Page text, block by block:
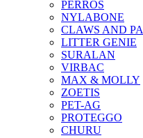
PERROS
NYLABONE
CLAWS AND
LITTER GENIE
SURALAN
VIRBAC
MAX & MOLLY
ZOETIS
PET-AG
PROTEGGO
CHURU